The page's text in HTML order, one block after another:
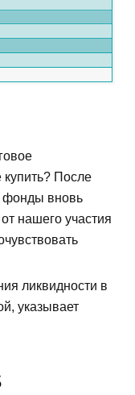
После
фонды вновь
нашего участия
ликвидности в
указывает